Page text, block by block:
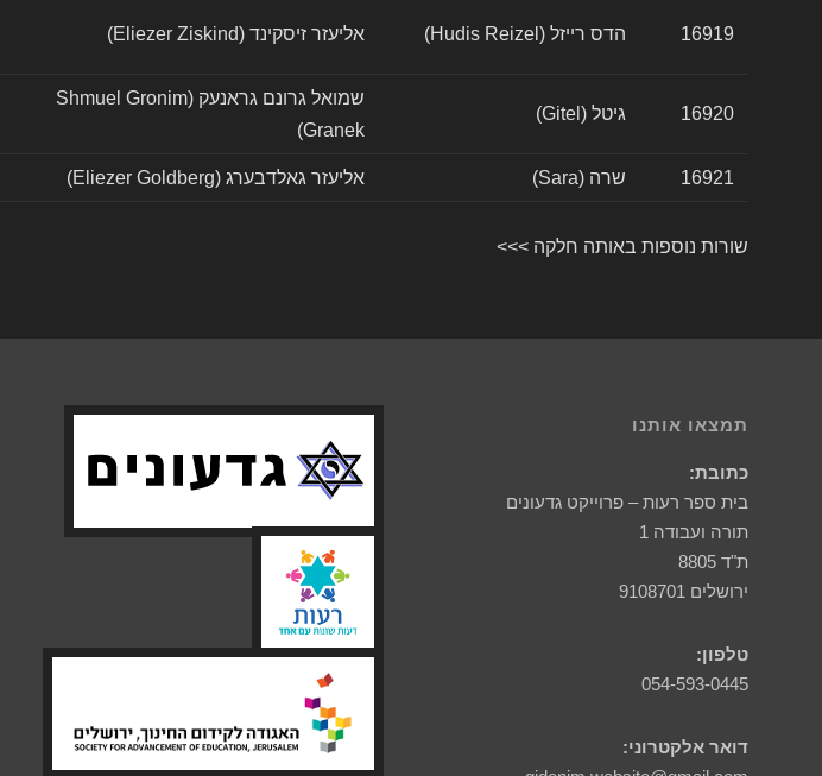
16919 הדס רייזל (Hudis Reizel) אליעזר זיסקינד (Eliezer Ziskind)
16920 גיטל (Gitel)
שמואל גרונם גראנעק (Shmuel Gronim
Granek)
16921 שרה (Sara) אליעזר גאלדבערג (Eliezer Goldberg)
שורות נוספות באותה חלקה >>>
תמצאו אותנו
כתובת:
בית ספר רעות – פרוייקט גדעונים
תורה ועבודה 1
ת"ד 8805
ירושלים 9108701
טלפון:
054-593-0445
דואר אלקטרוני: